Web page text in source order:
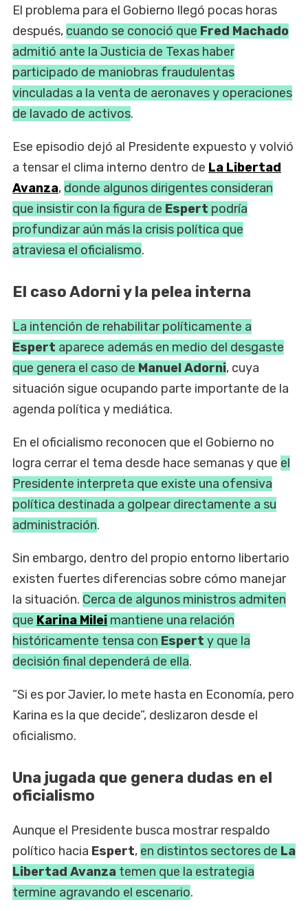
El problema para el Gobierno llegó pocas horas
después, cuando se conoció que Fred Machado
admitió ante la Justicia de Texas haber
participado de maniobras fraudulentas
vinculadas a la venta de aeronaves y operaciones
de lavado de activos.
Ese episodio dejó al Presidente expuesto y volvió
a tensar el clima interno dentro de La Libertad
Avanza, donde algunos dirigentes consideran
que insistir con la figura de Espert podría
profundizar aún más la crisis política que
atraviesa el oficialismo.
El caso Adorni y la pelea interna
La intención de rehabilitar políticamente a
Espert aparece además en medio del desgaste
que genera el caso de Manuel Adorni, cuya
situación sigue ocupando parte importante de la
agenda política y mediática.
En el oficialismo reconocen que el Gobierno no
logra cerrar el tema desde hace semanas y que el
Presidente interpreta que existe una ofensiva
política destinada a golpear directamente a su
administración.
Sin embargo, dentro del propio entorno libertario
existen fuertes diferencias sobre cómo manejar
la situación. Cerca de algunos ministros admiten
que Karina Milei mantiene una relación
históricamente tensa con Espert y que la
decisión final dependerá de ella.
“Si es por Javier, lo mete hasta en Economía, pero
Karina es la que decide”, deslizaron desde el
oficialismo.
Una jugada que genera dudas en el
oficialismo
Aunque el Presidente busca mostrar respaldo
político hacia Espert, en distintos sectores de La
Libertad Avanza temen que la estrategia
termine agravando el escenario.